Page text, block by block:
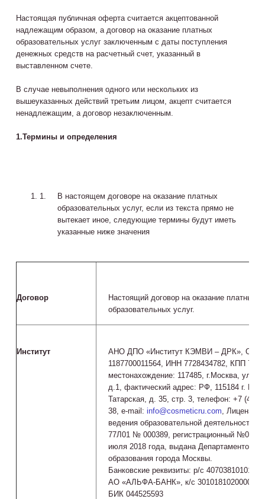
Настоящая публичная оферта считается акцептованной
надлежащим образом, а договор на оказание платных
образовательных услуг заключенным с даты поступления
денежных средств на расчетный счет, указанный в
выставленном счете.
В случае невыполнения одного или нескольких из
вышеуказанных действий третьим лицом, акцепт считается
ненадлежащим, а договор незаключенным.
1.Термины и определения
В настоящем договоре на оказание платных
образовательных услуг, если из текста прямо не
вытекает иное, следующие термины будут иметь
указанные ниже значения
Договор
Настоящий договор на оказание платных
образовательных услуг.
Институт
АНО ДПО «Институт КЭМВИ – ДРК»,
1187700011564, ИНН 7728434782, КПП
местонахождение: 117485, г.Москва,
д.1, фактический адрес: РФ, 115184 г.
Татарская, д. 35, стр. 3, телефон: +7 (495)
38, e-mail: info@cosmeticru.com, Лицензия
ведения образовательной деятельности
77Л01 № 000389, регистрационный
июля 2018 года, выдана Департаментом
образования города Москвы.
Банковские реквизиты: р/с
АО «АЛЬФА-БАНК», к/с
БИК 044525593